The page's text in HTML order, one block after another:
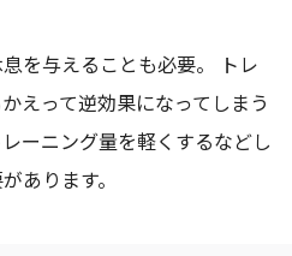
を与えることも必要。 トレ
えって逆効果になってしまう
ーニング量を軽くするなどし
あります。